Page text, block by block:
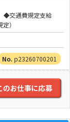
◆交通費規定支給
）
p23260700201
のお仕事に応募